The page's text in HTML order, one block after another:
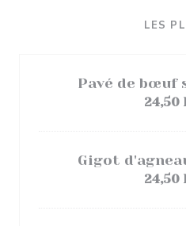
LES
Pavé de bœuf
24,50
Gigot
24,50